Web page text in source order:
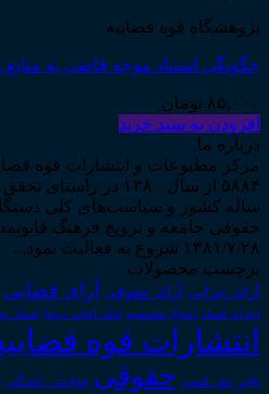
پژوهشگاه قوه قضاییه
چگونگی استناد موجه قاضی به
۸۵,۰۰۰ تومان
افزودن به سبد خرید
درباره ما
مرکز مطبوعات و انتشارات قوه
۵۸۸۴ از سال ۱۳۸۰ در
ساله کشور و سیاست‌های کلی
۱۳۸۱/۷/۲۸ شروع به فعالیت نمود...
برچسب محصولات
آرای جزایی آرای حقوقی آرای قضایی
اجرای اسناد احوال شخصیه ادله_اثبات_دعوا
انتشارات قوه
تاجر حق_کسب حقوقی حوادث_رانندگی